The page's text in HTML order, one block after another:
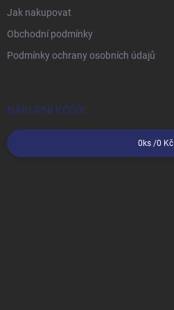
Jak nakupovat
Obchodní podmínky
Podmínky ochrany osobních údajů
NÁKUPNÍ KOŠÍK
0 ks /0 Kč